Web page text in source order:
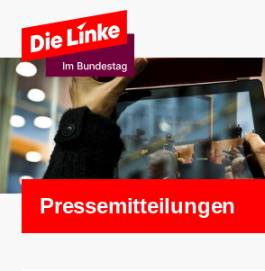
Zum Hauptinhalt springen
Pressemitteilungen